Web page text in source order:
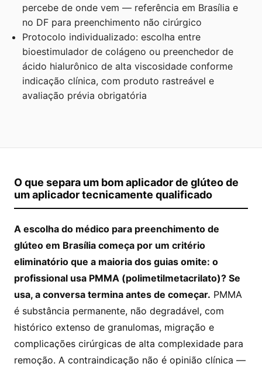
percebe de onde vem — referência em Brasília e
no DF para preenchimento não cirúrgico
Protocolo individualizado: escolha entre
bioestimulador de colágeno ou preenchedor de
ácido hialurônico de alta viscosidade conforme
indicação clínica, com produto rastreável e
avaliação prévia obrigatória
O que separa um bom aplicador de glúteo de
um aplicador tecnicamente qualificado
A escolha do médico para preenchimento de
glúteo em Brasília começa por um critério
eliminatório que a maioria dos guias omite: o
profissional usa PMMA (polimetilmetacrilato)? Se
usa, a conversa termina antes de começar. PMMA
é substância permanente, não degradável, com
histórico extenso de granulomas, migração e
complicações cirúrgicas de alta complexidade para
remoção. A contraindicação não é opinião clínica —